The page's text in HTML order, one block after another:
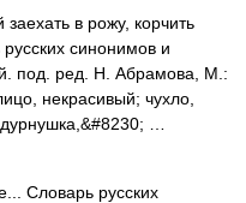
в рожу, корчить
синонимов и
под. ред. Н. Абрамова, М.:
некрасивый; чухло,
…
Словарь русских